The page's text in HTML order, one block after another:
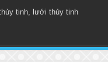
tinh, lưới thủy tinh